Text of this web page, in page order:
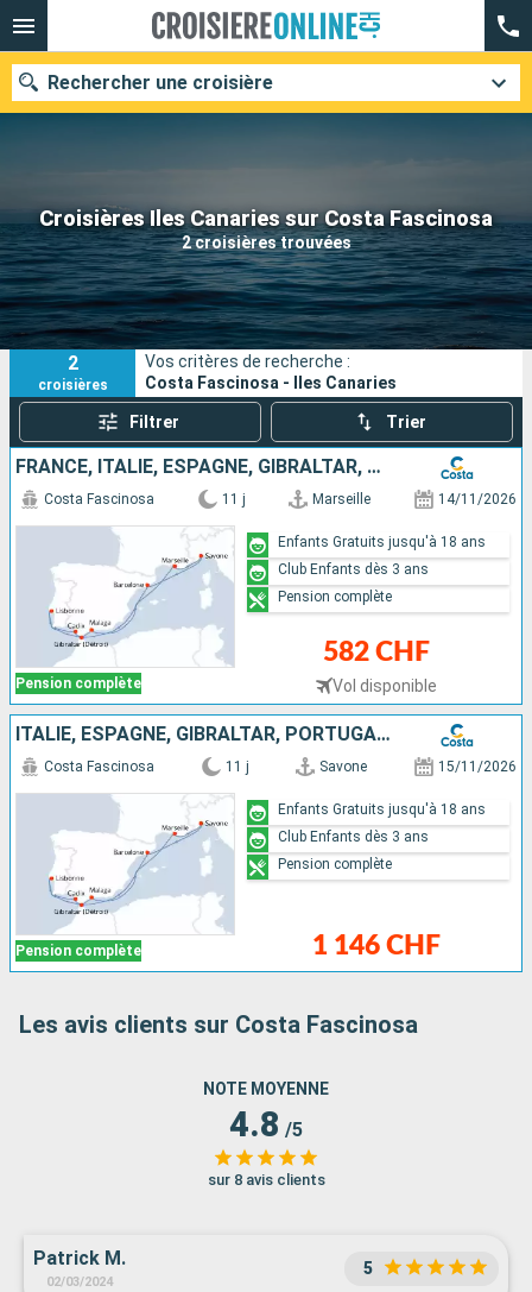
Croisières Iles Canaries sur Costa Fascinosa
2 croisières trouvées
Rechercher une croisière
Nos destinations
Mois de départ
Ports Compagnies
Rechercher
2
croisières
Vos critères de recherche :
Costa Fascinosa - Iles Canaries
Filtrer Trier
FRANCE, ITALIE, ESPAGNE, GIBRALTAR, PORTUGAL
Pension complète
Costa Fascinosa 11 j Marseille 14/11/2026
582 CHF
Vol disponible
Enfants Gratuits jusqu'à 18 ans
Club Enfants dès 3 ans
Pension complète
ITALIE, ESPAGNE, GIBRALTAR, PORTUGAL, FRANCE
Pension complète
Costa Fascinosa 11 j Savone 15/11/2026
1 146 CHF
Enfants Gratuits jusqu'à 18 ans
Club Enfants dès 3 ans
Pension complète
Les avis clients sur Costa Fascinosa
NOTE MOYENNE
4.8 /5
sur 8 avis clients
Patrick M.
02/03/2024
5